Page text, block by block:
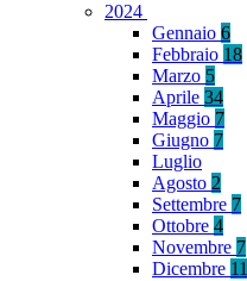
2024
Gennaio 6
Febbraio 18
Marzo 5
Aprile 34
Maggio 7
Giugno 7
Luglio
Agosto 2
Settembre 7
Ottobre 4
Novembre 7
Dicembre 11